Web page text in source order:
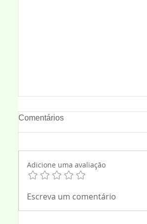
Carmônio conquista mais de
Comentários
Adicione uma avaliação
Escreva um comentário